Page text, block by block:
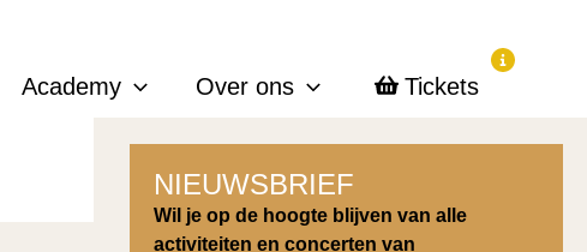
Academy Over ons Tickets
NIEUWSBRIEF
Wil je op de hoogte blijven van alle
activiteiten en concerten van